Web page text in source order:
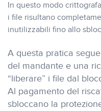
In questo modo
i file risultano
inutilizzabili fino allo
A questa pratica
del mandante e una
“liberare” i file dal
Al pagamento del
sbloccano la